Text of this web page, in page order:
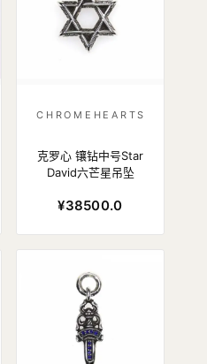
CHROMEHEARTS
克罗心 镶钻中号Star
David六芒星吊坠
¥38500.0